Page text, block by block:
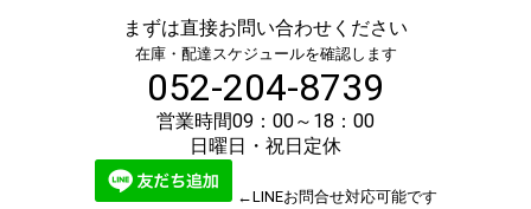
まずは直接お問い合わせください
在庫・配達スケジュールを確認します
052-204-8739
営業時間09：00～18：00
日曜日・祝日定休
←LINEお問合せ対応可能です